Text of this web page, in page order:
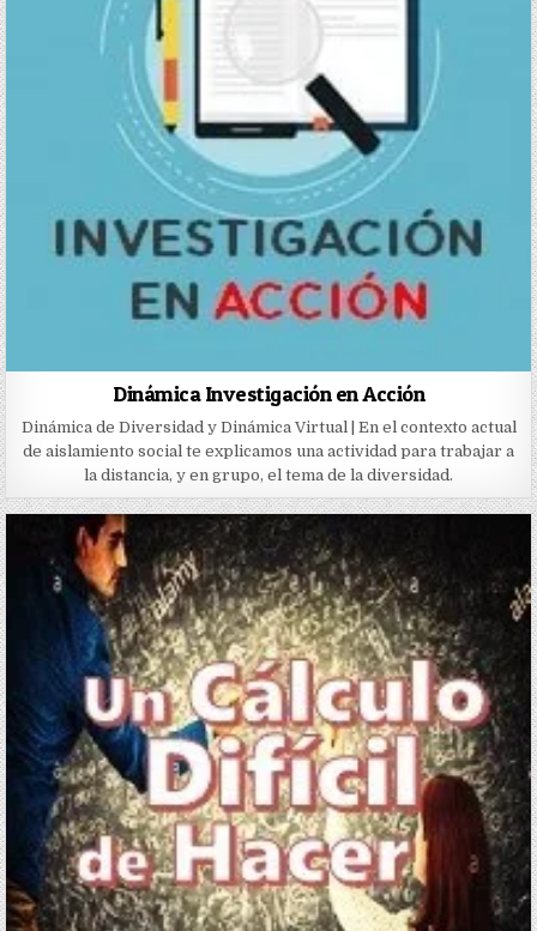
Dinámica Investigación en Acción
Dinámica de Diversidad y Dinámica Virtual | En el contexto actual
de aislamiento social te explicamos una actividad para trabajar a
la distancia, y en grupo, el tema de la diversidad.